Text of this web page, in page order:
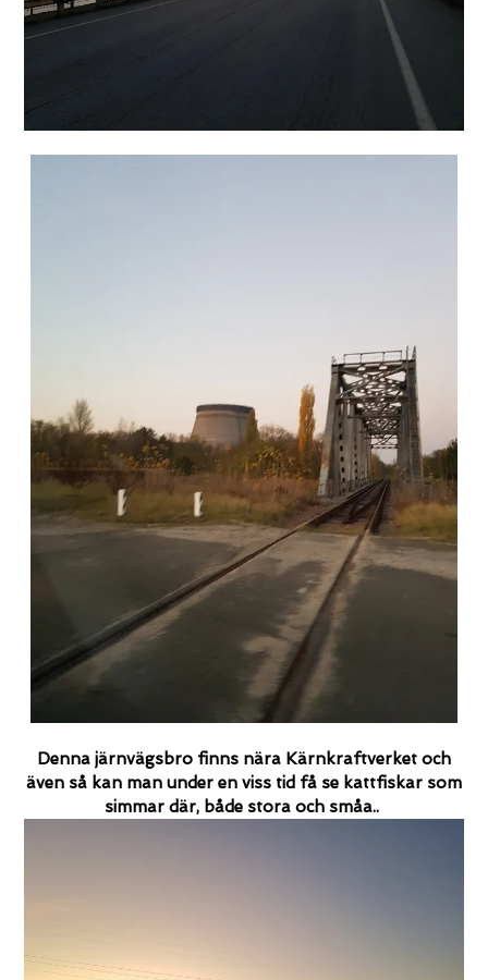
Denna järnvägsbro finns nära Kärnkraftverket och
även så kan man under en viss tid få se kattfiskar som
simmar där, både stora och småa..